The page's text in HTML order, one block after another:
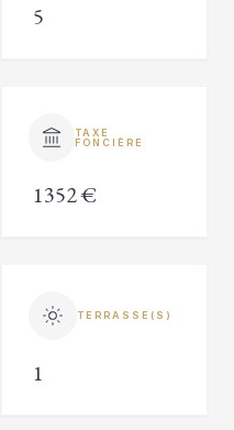
5
TAXE
FONCIÈRE
1352 €
TERRASSE(S)
1